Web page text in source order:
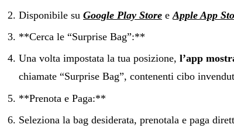
Disponibile su Google Play Store e Apple App
**Cerca le “Surprise Bag”:**‍
Una volta impostata la tua posizione, l’app
chiamate “Surprise Bag”, contenenti cibo
**Prenota e Paga:**‍
Seleziona la bag desiderata, prenotala e paga